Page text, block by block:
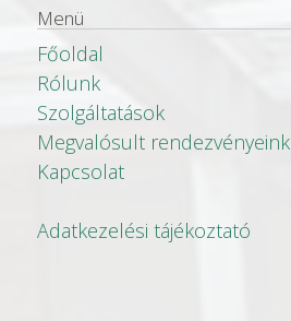
Menü
Főoldal
Rólunk
Szolgáltatások
Megvalósult rendezvényeink
Kapcsolat
Adatkezelési tájékoztató